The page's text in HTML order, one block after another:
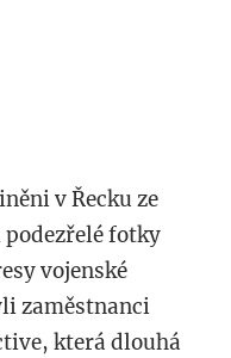
v Řecku ze
fotky
vojenské
zaměstnanci
která dlouhá